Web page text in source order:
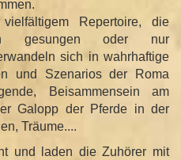
Repertoire, die
gesungen oder nur
sich in wahrhaftige
und Szenarios der Roma
Beisammensein am
Galopp der Pferde in der
Träume....
und laden die Zuhörer mit